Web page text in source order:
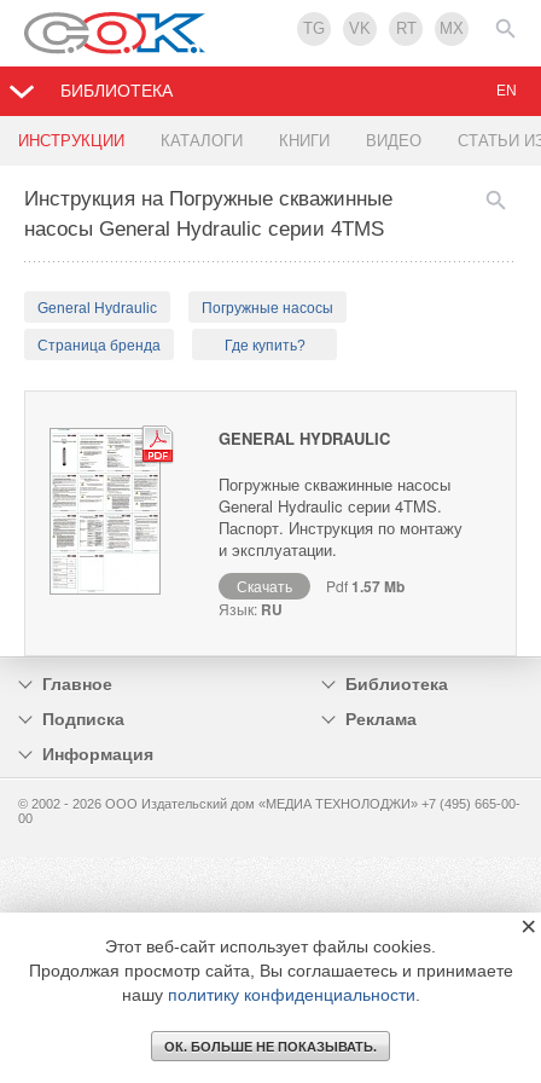
TG VK RT MX
БИБЛИОТЕКА
ИНСТРУКЦИИ КАТАЛОГИ КНИГИ ВИДЕО СТАТЬИ
EN
Инструкция на Погружные скважинные
насосы General Hydraulic серии 4TMS
General Hydraulic Погружные насосы
Страница бренда Где купить?
GENERAL HYDRAULIC
Погружные скважинные насосы
General Hydraulic серии 4TMS.
Паспорт. Инструкция по монтажу
и эксплуатации.
Скачать Pdf1.57 Mb
Язык: RU
Главное
Библиотека
Подписка
Реклама
Информация
© 2002 - 2026 OOO Издательский дом «МЕДИА ТЕХНОЛОДЖИ» +7 (495) 665-00-
00
Этот веб-сайт использует файлы cookies.
Продолжая просмотр сайта, Вы соглашаетесь и принимаете
нашу политику конфиденциальности
ОК. БОЛЬШЕ НЕ ПОКАЗЫВАТЬ.
×